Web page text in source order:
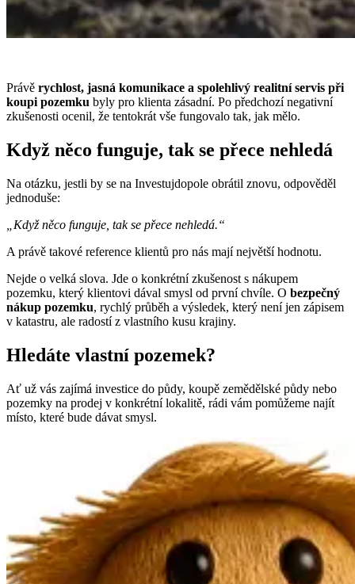
Právě rychlost, jasná komunikace a spolehlivý realitní servis při
koupi pozemku byly pro klienta zásadní. Po předchozí negativní
zkušenosti ocenil, že tentokrát vše fungovalo tak, jak mělo.
Když něco funguje, tak se přece nehledá
Na otázku, jestli by se na Investujdopole obrátil znovu, odpověděl
jednoduše:
„Když něco funguje, tak se přece nehledá.“
A právě takové reference klientů pro nás mají největší hodnotu.
Nejde o velká slova. Jde o konkrétní zkušenost s nákupem
pozemku, který klientovi dával smysl od první chvíle. O bezpečný
nákup pozemku, rychlý průběh a výsledek, který není jen zápisem
v katastru, ale radostí z vlastního kusu krajiny.
Hledáte vlastní pozemek?
Ať už vás zajímá investice do půdy, koupě zemědělské půdy nebo
pozemky na prodej v konkrétní lokalitě, rádi vám pomůžeme najít
místo, které bude dávat smysl.